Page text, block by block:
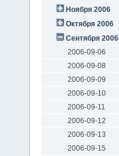
Ноября 2006
Октября 2006
Сентября 2006
2006-09-06
2006-09-08
2006-09-09
2006-09-10
2006-09-11
2006-09-12
2006-09-13
2006-09-15